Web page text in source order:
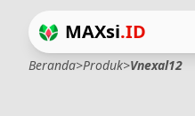
MAXsi.ID
Beranda>Produk>Vnexal12